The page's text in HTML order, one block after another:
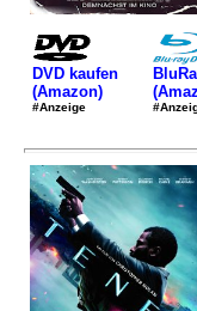
DVD kaufen
(Amazon)
#Anzeige